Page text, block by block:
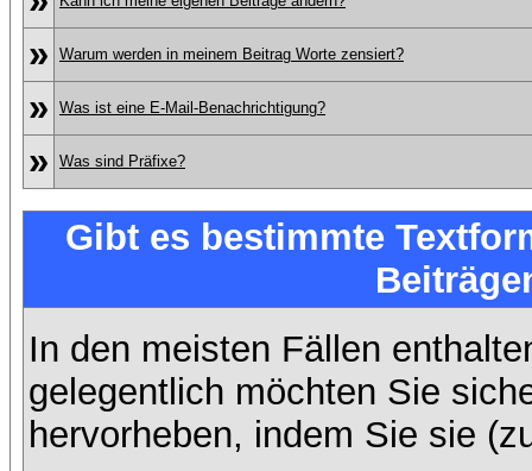
» Warum werden in meinem Beitrag Worte zensiert?
» Was ist eine E-Mail-Benachrichtigung?
» Was sind Präfixe?
Gibt es bestimmte
In den meisten Fällen
gelegentlich möchten Sie
hervorheben, indem Sie sie